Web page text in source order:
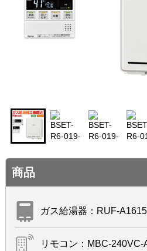
商品
ガス給湯器：RUF-
リモコン：MBC-240VC-